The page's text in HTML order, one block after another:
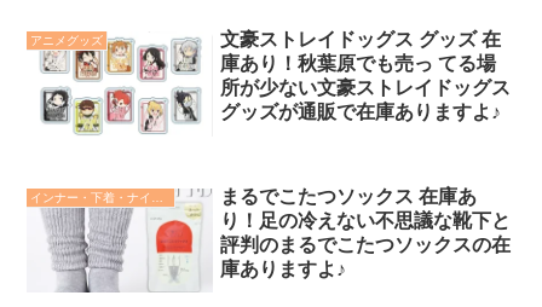
アニメグッズ
文豪ストレイドッグス グッズ 在
庫あり！秋葉原でも売っ てる場
所が少ない文豪ストレイドッグス
グッズが通販で在庫ありますよ♪
まるでこたつソックス 在庫あ
り！足の冷えない不思議な靴下と
評判のまるでこたつソックスの在
庫ありますよ♪